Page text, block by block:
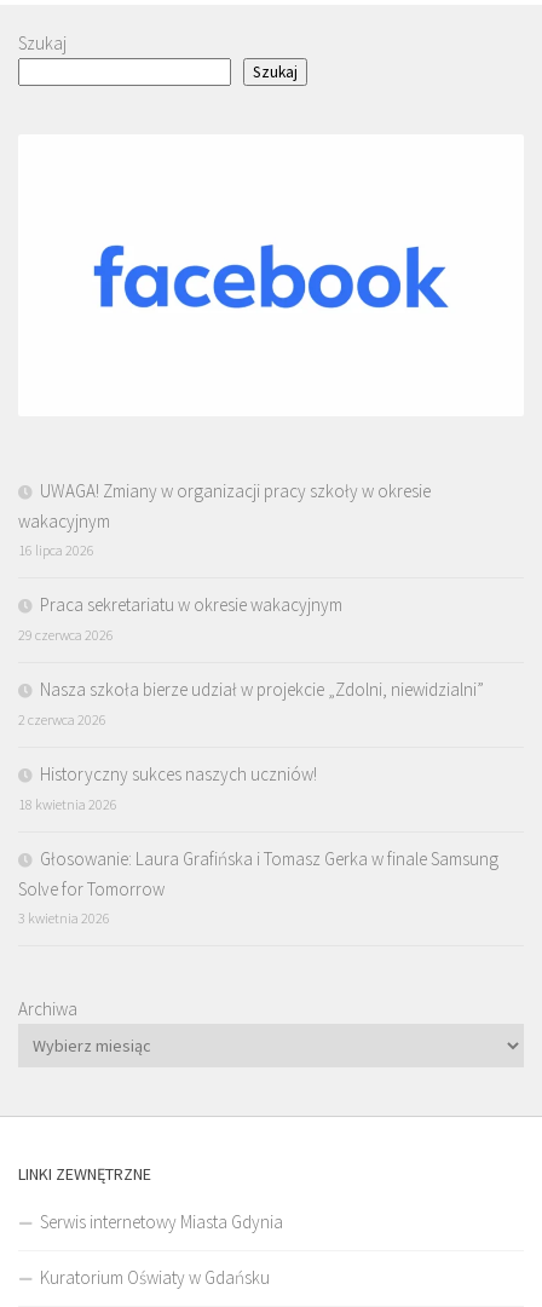
Szukaj
Szukaj
UWAGA! Zmiany w organizacji pracy szkoły w okresie
wakacyjnym
16 lipca 2026
Praca sekretariatu w okresie wakacyjnym
29 czerwca 2026
Nasza szkoła bierze udział w projekcie „Zdolni, niewidzialni”
2 czerwca 2026
Historyczny sukces naszych uczniów!
18 kwietnia 2026
Głosowanie: Laura Grafińska i Tomasz Gerka w finale Samsung
Solve for Tomorrow
3 kwietnia 2026
Archiwa
LINKI ZEWNĘTRZNE
Serwis internetowy Miasta Gdynia
Kuratorium Oświaty w Gdańsku